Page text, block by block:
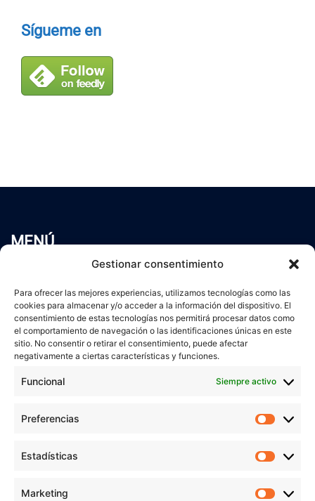
Gestionar consentimiento
Para ofrecer las mejores experiencias, utilizamos tecnologías como las
cookies para almacenar y/o acceder a la información del dispositivo. El
consentimiento de estas tecnologías nos permitirá procesar datos como
el comportamiento de navegación o las identificaciones únicas en este
sitio. No consentir o retirar el consentimiento, puede afectar
negativamente a ciertas características y funciones.
Funcional Siempre activo
Preferencias
Estadísticas
Marketing
Sígueme en
MENÚ
Servicios
Blog
Contacto
Aviso Legal
Política de cookies
veronicaruiz.es
está bajo
NoComercial 4.0 Internacional